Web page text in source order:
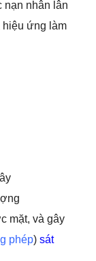
nạn nhân lân
hiệu ứng làm
mặt, và gây
phép) sát